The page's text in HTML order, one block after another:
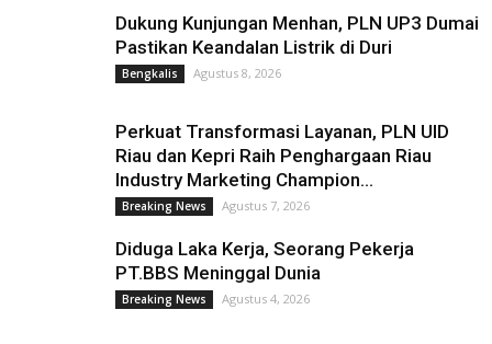
Dukung Kunjungan Menhan, PLN UP3 Dumai
Pastikan Keandalan Listrik di Duri
Bengkalis Agustus 8, 2026
Perkuat Transformasi Layanan, PLN UID
Riau dan Kepri Raih Penghargaan Riau
Industry Marketing Champion...
Breaking News Agustus 7, 2026
Diduga Laka Kerja, Seorang Pekerja
PT.BBS Meninggal Dunia
Breaking News Agustus 4, 2026